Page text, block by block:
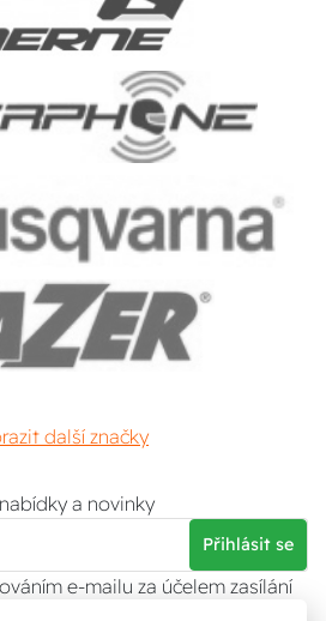
další značky
a novinky
Přihlásit se
e-mailu za účelem zasílání